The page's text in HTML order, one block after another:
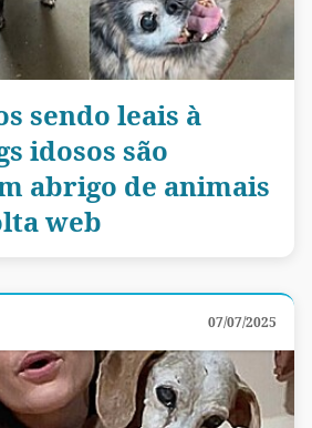
sendo leais à
idosos são
abrigo de animais
web
07/07/2025